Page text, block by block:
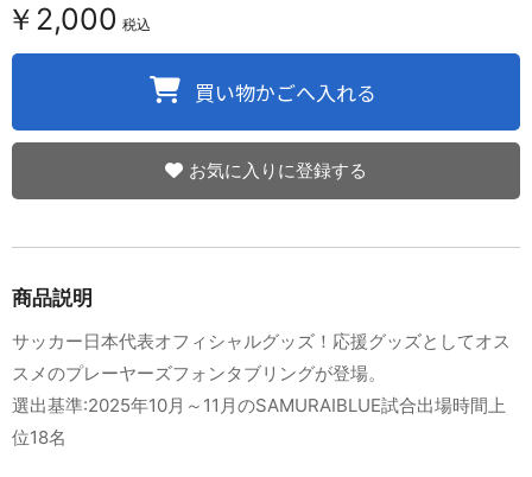
￥2,000 税込
お気に入りに登録する
商品説明
サッカー日本代表オフィシャルグッズ！応援グッズとしてオス
スメのプレーヤーズフォンタブリングが登場。
選出基準:2025年10月～11月のSAMURAIBLUE試合出場時間上
位18名